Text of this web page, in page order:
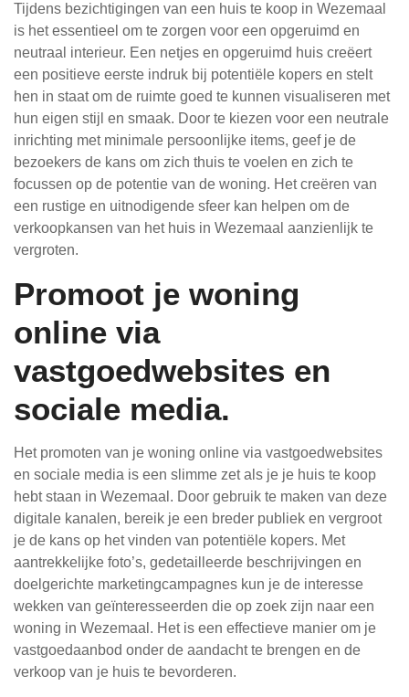
Tijdens bezichtigingen van een huis te koop in Wezemaal
is het essentieel om te zorgen voor een opgeruimd en
neutraal interieur. Een netjes en opgeruimd huis creëert
een positieve eerste indruk bij potentiële kopers en stelt
hen in staat om de ruimte goed te kunnen visualiseren met
hun eigen stijl en smaak. Door te kiezen voor een neutrale
inrichting met minimale persoonlijke items, geef je de
bezoekers de kans om zich thuis te voelen en zich te
focussen op de potentie van de woning. Het creëren van
een rustige en uitnodigende sfeer kan helpen om de
verkoopkansen van het huis in Wezemaal aanzienlijk te
vergroten.
Promoot je woning
online via
vastgoedwebsites en
sociale media.
Het promoten van je woning online via vastgoedwebsites
en sociale media is een slimme zet als je je huis te koop
hebt staan in Wezemaal. Door gebruik te maken van deze
digitale kanalen, bereik je een breder publiek en vergroot
je de kans op het vinden van potentiële kopers. Met
aantrekkelijke foto’s, gedetailleerde beschrijvingen en
doelgerichte marketingcampagnes kun je de interesse
wekken van geïnteresseerden die op zoek zijn naar een
woning in Wezemaal. Het is een effectieve manier om je
vastgoedaanbod onder de aandacht te brengen en de
verkoop van je huis te bevorderen.